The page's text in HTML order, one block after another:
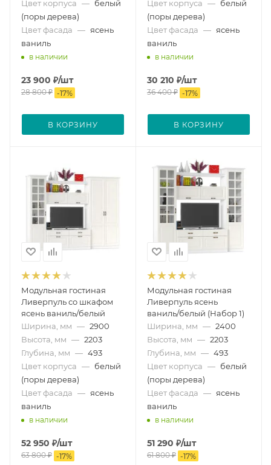
Цвет корпуса — белый
(поры дерева)
Цвет фасада — ясень
ваниль
в наличии
23 900 ₽/шт
28 800₽ -17%
В КОРЗИНУ
Цвет корпуса — белый
(поры дерева)
Цвет фасада — ясень
ваниль
в наличии
30 210 ₽/шт
36 400₽ -17%
В КОРЗИНУ
Модульная гостиная
Ливерпуль со шкафом
ясень ваниль/белый
Ширина, мм — 2900
Высота, мм — 2203
Глубина, мм — 493
Цвет корпуса — белый
(поры дерева)
Цвет фасада — ясень
ваниль
в наличии
52 950 ₽/шт
63 800₽ -17%
Модульная гостиная
Ливерпуль ясень
ваниль/белый (Набор 1)
Ширина, мм — 2400
Высота, мм — 2203
Глубина, мм — 493
Цвет корпуса — белый
(поры дерева)
Цвет фасада — ясень
ваниль
в наличии
51 290 ₽/шт
61 800₽ -17%